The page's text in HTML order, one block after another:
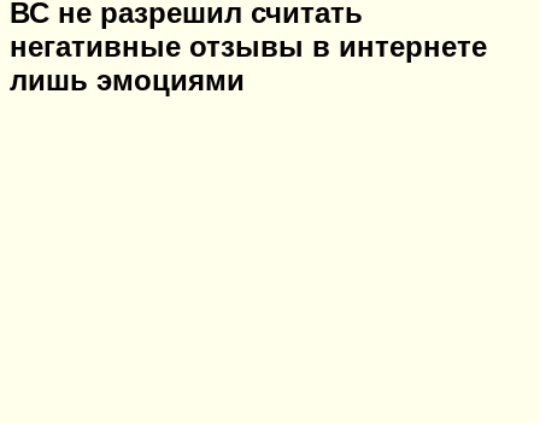
ВС не разрешил считать
негативные отзывы в интернете
лишь эмоциями